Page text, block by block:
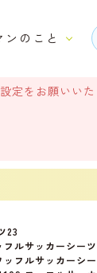
のこと
定をお願いいた
23
ルサッカーシー
フルサッカーシ